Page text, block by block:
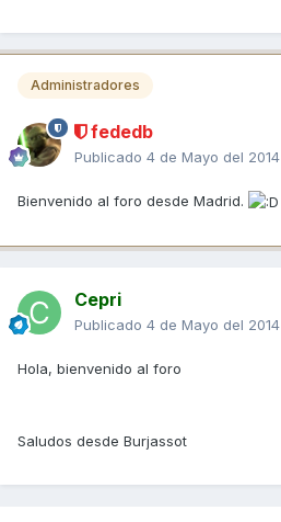
Administradores
fededb
Publicado 4 de Mayo del 2014
Bienvenido al foro desde Madrid.
Cepri
Publicado 4 de Mayo del 2014
Hola, bienvenido al foro
Saludos desde Burjassot